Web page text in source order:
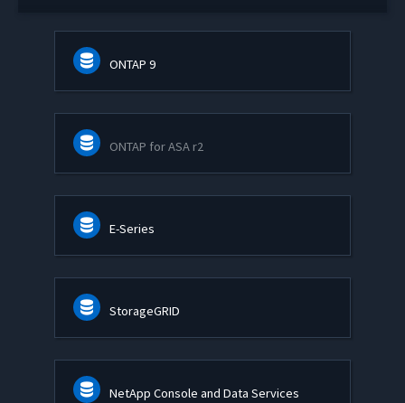
ONTAP 9
ONTAP for ASA r2
E-Series
StorageGRID
NetApp Console and Data Services